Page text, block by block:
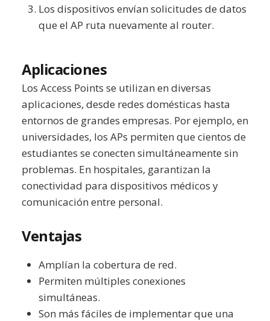
Los dispositivos envían solicitudes de datos
que el AP ruta nuevamente al router.
Aplicaciones
Los Access Points se utilizan en diversas
aplicaciones, desde redes domésticas hasta
entornos de grandes empresas. Por ejemplo, en
universidades, los APs permiten que cientos de
estudiantes se conecten simultáneamente sin
problemas. En hospitales, garantizan la
conectividad para dispositivos médicos y
comunicación entre personal.
Ventajas
Amplían la cobertura de red.
Permiten múltiples conexiones
simultáneas.
Son más fáciles de implementar que una